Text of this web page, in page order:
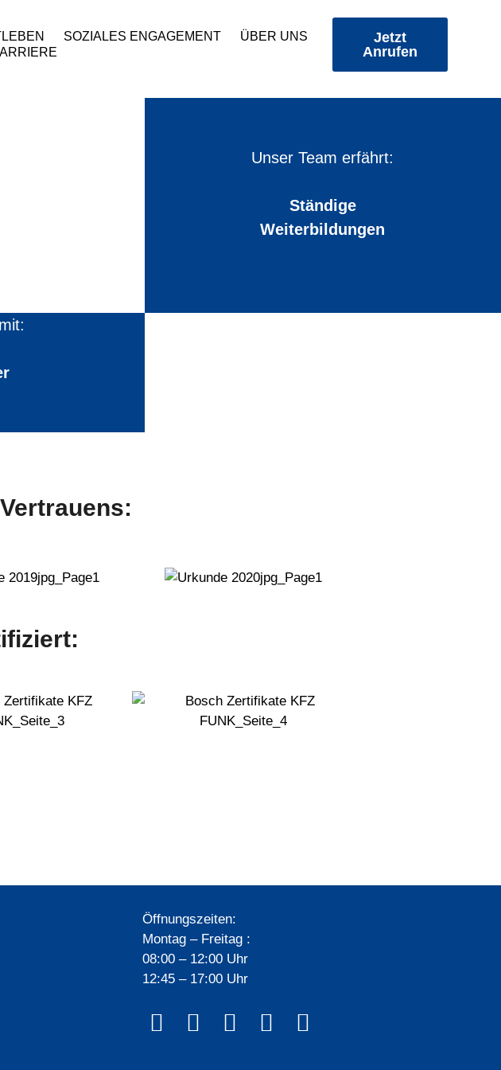
SOZIALES ENGAGEMENT
ÜBER UNS
Jetzt
Anrufen
Unser Team erfährt:
Ständige
Weiterbildungen
Öffnungszeiten:
Montag – Freitag :
08:00 – 12:00 Uhr
12:45 – 17:00 Uhr